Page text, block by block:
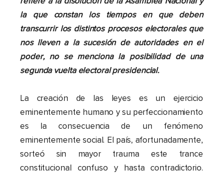
la que constan los tiempos en que deben
transcurrir los distintos procesos electorales que
nos lleven a la sucesión de autoridades en el
poder, no se menciona la posibilidad de una
segunda vuelta electoral presidencial.
La creación de las leyes es un ejercicio
eminentemente humano y su perfeccionamiento
es la consecuencia de un fenómeno
eminentemente social. El país, afortunadamente,
sorteó sin mayor trauma este trance
constitucional confuso y hasta contradictorio.